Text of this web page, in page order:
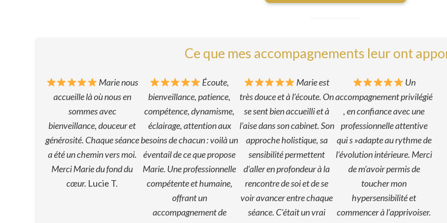
Ce que mes accompagnements leur ont
Marie nous
accueille là où nous en
sommes avec
bienveillance, douceur et
générosité. Chaque séance
a été un chemin vers moi.
Merci Marie du fond du
cœur. Lucie T.
Écoute,
bienveillance, patience,
compétence, dynamisme,
éclairage, attention aux
besoins de chacun : voilà un
éventail de ce que propose
Marie. Une professionnelle
compétente et humaine,
offrant un
accompagnement de
Marie est
très douce et à l’écoute. On
se sent bien accueilli et à
l’aise dans son cabinet. Son
approche holistique, sa
sensibilité permettent
d’aller en profondeur à la
rencontre de soi et de se
voir avancer entre chaque
séance. C’était un vrai
Un
accompagnement privilégié
, en confiance avec une
professionnelle attentive
qui s »adapte au rythme de
l’évolution intérieure. Merci
de m’avoir permis de
toucher mon
hypersensibilité et
commencer à l’apprivoiser.